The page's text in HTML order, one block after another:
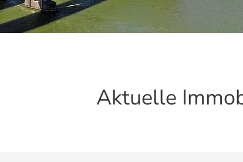
Aktuelle